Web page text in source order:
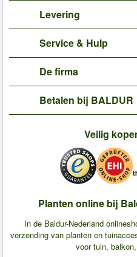
Levering
Service & Hulp
De firma
Betalen bij BALDUR
Veilig
Planten online bij
In de Baldur-Nederland
verzending van planten en
voor tuin,